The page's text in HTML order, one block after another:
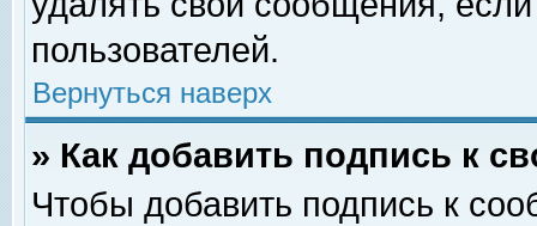
пользователей.
Вернуться наверх
» Как добавить подпись к
Чтобы добавить подпись к